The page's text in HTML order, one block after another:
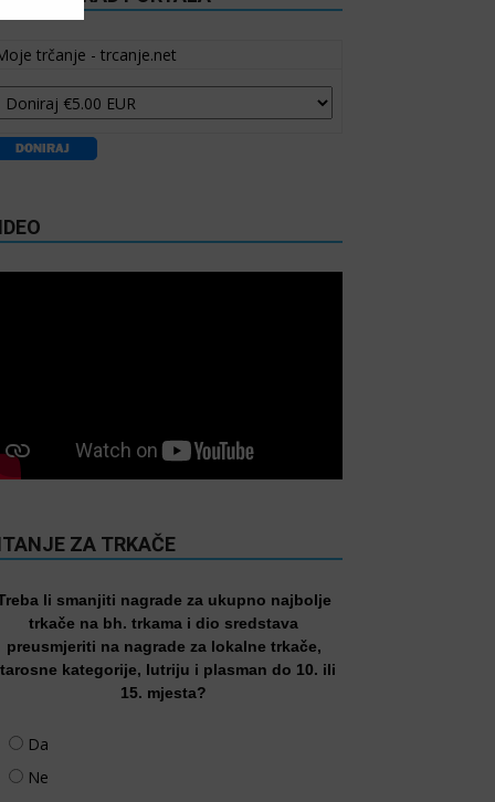
trčanje - trcanje.net
ZA TRKAČE
li smanjiti nagrade za ukupno najbolje
trkače na bh. trkama i dio sredstava
preusmjeriti na nagrade za lokalne trkače,
kategorije, lutriju i plasman do 10. ili
15. mjesta?
Da
Ne